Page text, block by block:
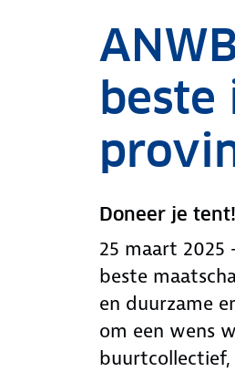
Doneer je tent!
25 maart 2025
beste
en duurzame
om een wens